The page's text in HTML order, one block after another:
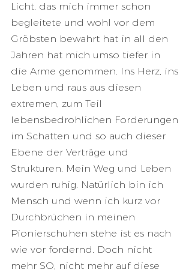
Licht, das mich immer schon
begleitete und wohl vor dem
Gröbsten bewahrt hat in all den
Jahren hat mich umso tiefer in
die Arme genommen. Ins Herz, ins
Leben und raus aus diesen
extremen, zum Teil
lebensbedrohlichen Forderungen
im Schatten und so auch dieser
Ebene der Verträge und
Strukturen. Mein Weg und Leben
wurden ruhig. Natürlich bin ich
Mensch und wenn ich kurz vor
Durchbrüchen in meinen
Pionierschuhen stehe ist es nach
wie vor fordernd. Doch nicht
mehr SO, nicht mehr auf diese